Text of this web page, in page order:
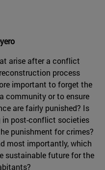
arise after a conflict
process
important to forget the
community or to ensure
are fairly punished? Is
post-conflict societies
punishment for crimes?
most importantly, which
sustainable future for the